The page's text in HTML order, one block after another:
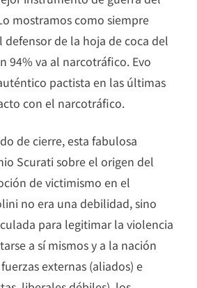
mostramos como siempre
defensor de la hoja de coca del
94% va al narcotráfico. Evo
pactista en las últimas
con el narcotráfico.
de cierre, esta fabulosa
Scurati sobre el origen del
de victimismo en el
no era una debilidad, sino
para legitimar la violencia
a sí mismos y a la nación
externas (aliados) e